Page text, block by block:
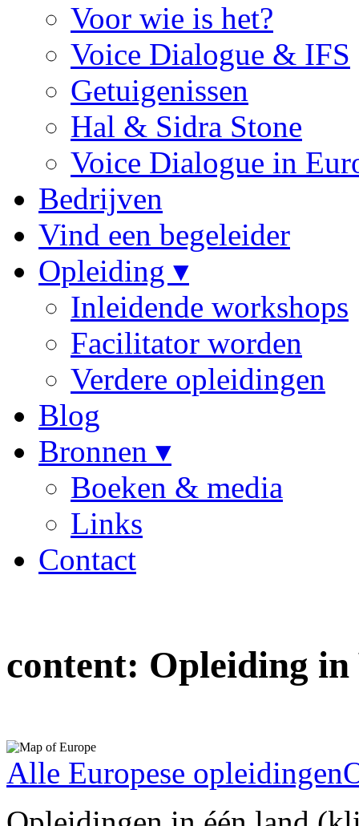
Voor wie is het?
Voice Dialogue & IFS
Getuigenissen
Hal & Sidra Stone
Voice Dialogue in
Bedrijven
Vind een begeleider
Opleiding ▾
Inleidende workshops
Facilitator worden
Verdere opleidingen
Blog
Bronnen ▾
Boeken & media
Links
Contact
content: Opleiding in
Alle Europese opleidingen